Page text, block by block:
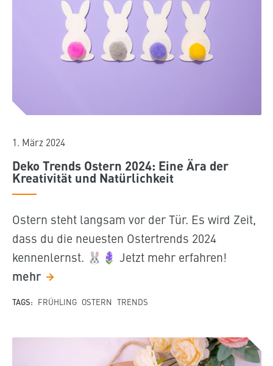
1. März 2024
Deko Trends Ostern 2024: Eine Ära der
Kreativität und Natürlichkeit
Ostern steht langsam vor der Tür. Es wird Zeit,
dass du die neuesten Ostertrends 2024
kennenlernst. 🐰🪻 Jetzt mehr erfahren!
mehr
TAGS: FRÜHLING OSTERN TRENDS